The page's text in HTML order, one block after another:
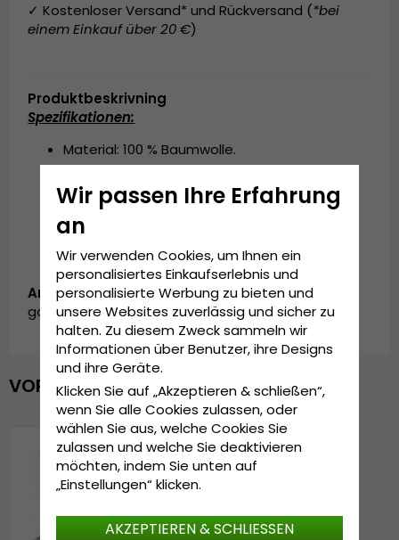
✓ Kostenloser Versand* und Rückversand (*bei
einem Einkauf über 20 €)
Produktbeskrivning
Spezifikationen:
Material: 100 % Baumwolle.
In China hergestellt.
Artikelnummer:
garda.ESY0714442.1.teddybear.cap.beige
VOR KURZEM ANGESEHEN
Wir passen Ihre Erfahrung
an
Wir verwenden Cookies, um Ihnen ein
personalisiertes Einkaufserlebnis und
personalisierte Werbung zu bieten und
unsere Websites zuverlässig und sicher zu
halten. Zu diesem Zweck sammeln wir
Informationen über Benutzer, ihre Designs
und ihre Geräte.
Klicken Sie auf „Akzeptieren & schließen“,
wenn Sie alle Cookies zulassen, oder
wählen Sie aus, welche Cookies Sie
zulassen und welche Sie deaktivieren
möchten, indem Sie unten auf
„Einstellungen“ klicken.
AKZEPTIEREN & SCHLIESSEN